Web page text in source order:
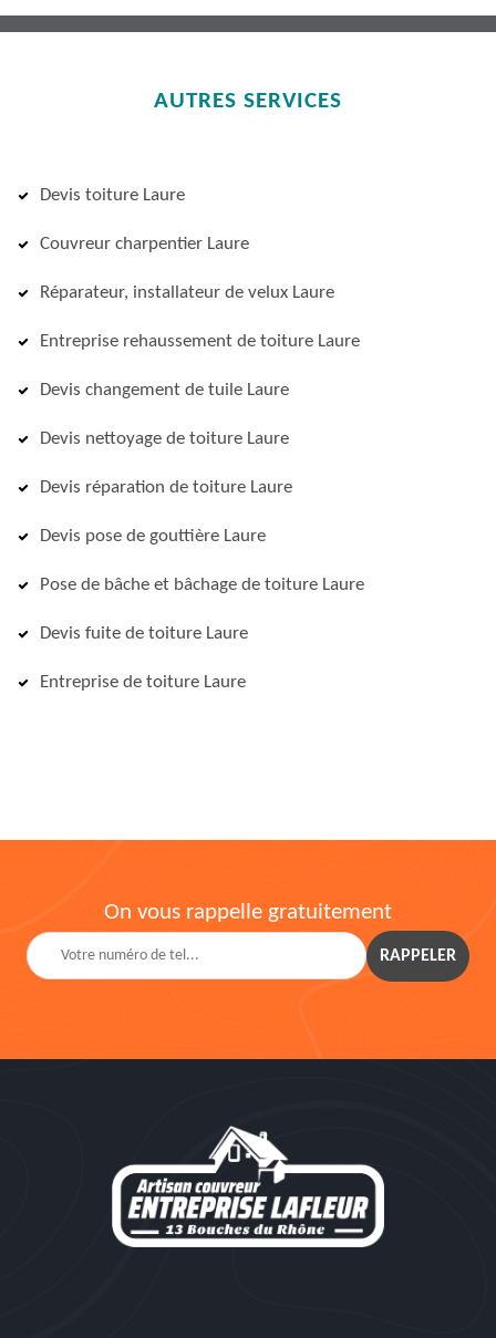
AUTRES SERVICES
Devis toiture Laure
Couvreur charpentier Laure
Réparateur, installateur de velux Laure
Entreprise rehaussement de toiture Laure
Devis changement de tuile Laure
Devis nettoyage de toiture Laure
Devis réparation de toiture Laure
Devis pose de gouttière Laure
Pose de bâche et bâchage de toiture Laure
Devis fuite de toiture Laure
Entreprise de toiture Laure
On vous rappelle gratuitement